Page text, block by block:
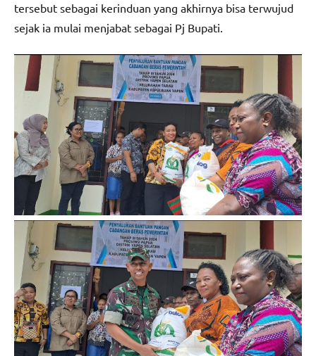
tersebut sebagai kerinduan yang akhirnya bisa terwujud
sejak ia mulai menjabat sebagai Pj Bupati.